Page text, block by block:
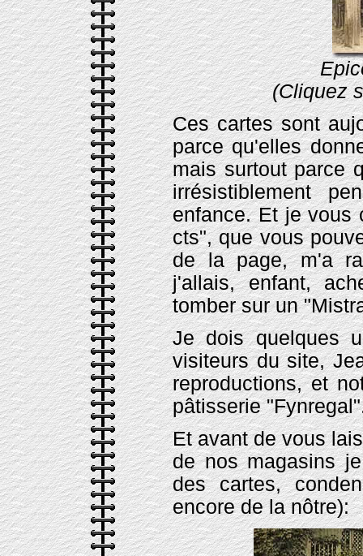
(Cliquez
Ces cartes sont
parce qu'elles
mais surtout parce
irrésistiblement
enfance. Et je vous
cts", que vous
de la page, m'a
j'allais, enfant,
tomber sur un
Je dois quelques
visiteurs du site,
reproductions, et
pâtisserie
Et avant de vous
de nos magasins
des cartes,
encore de la nôtre):